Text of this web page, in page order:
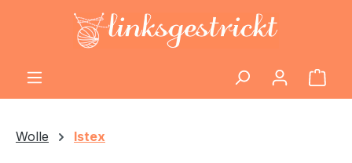
Zum Hauptinhalt springen
Wolle Istex